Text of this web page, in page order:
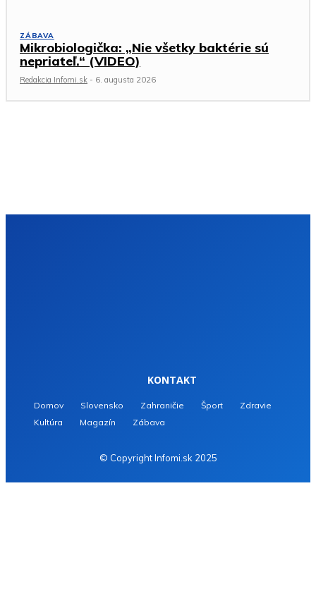
ZÁBAVA
Mikrobiologička: „Nie všetky baktérie sú
nepriateľ.“ (VIDEO)
Redakcia Infomi.sk - 6. augusta 2026
KONTAKT
Domov Slovensko Zahraničie Šport
Zdravie
Kultúra
Magazín Zábava
© Copyright Infomi.sk 2025